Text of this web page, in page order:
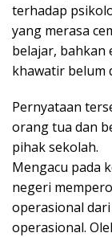
terhadap
yang merasa
belajar, bahkan
khawatir belum
Pernyataan
orang tua dan
pihak sekolah.
Mengacu pada
negeri
operasional
operasional.